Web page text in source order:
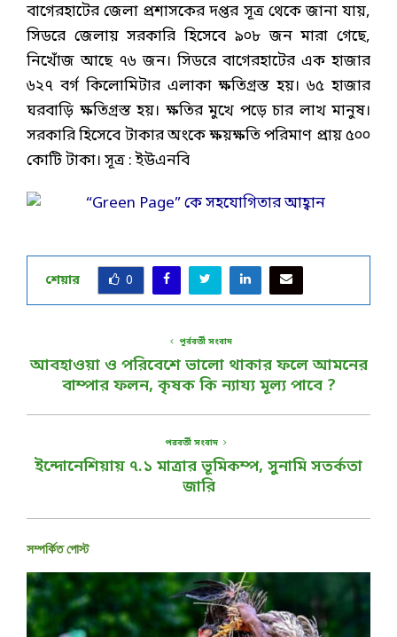
বাগেরহাটের জেলা প্রশাসকের দপ্তর সূত্র থেকে জানা যায়,
সিডরে জেলায় সরকারি হিসেবে ৯০৮ জন মারা গেছে,
নিখোঁজ আছে ৭৬ জন। সিডরে বাগেরহাটের এক হাজার
৬২৭ বর্গ কিলোমিটার এলাকা ক্ষতিগ্রস্ত হয়। ৬৫ হাজার
ঘরবাড়ি ক্ষতিগ্রস্ত হয়। ক্ষতির মুখে পড়ে চার লাখ মানুষ।
সরকারি হিসেবে টাকার অংকে ক্ষয়ক্ষতি পরিমাণ প্রায় ৫০০
কোটি টাকা। সূত্র : ইউএনবি
শেয়ার 0
পূর্ববর্তী সংবাদ
আবহাওয়া ও পরিবেশে ভালো থাকার ফলে আমনের
বাম্পার ফলন, কৃষক কি ন্যায্য মূল্য পাবে ?
পরবর্তী সংবাদ
ইন্দোনেশিয়ায় ৭.১ মাত্রার ভূমিকম্প, সুনামি সতর্কতা
জারি
সম্পর্কিত পোস্ট